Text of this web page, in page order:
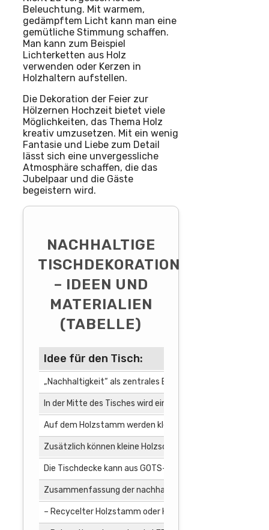
Beleuchtung. Mit warmem,
gedämpftem Licht kann man eine
gemütliche Stimmung schaffen.
Man kann zum Beispiel
Lichterketten aus Holz
verwenden oder Kerzen in
Holzhaltern aufstellen.
Die Dekoration der Feier zur
Hölzernen Hochzeit bietet viele
Möglichkeiten, das Thema Holz
kreativ umzusetzen. Mit ein wenig
Fantasie und Liebe zum Detail
lässt sich eine unvergessliche
Atmosphäre schaffen, die das
Jubelpaar und die Gäste
begeistern wird.
NACHHALTIGE
TISCHDEKORATION
– IDEEN UND
MATERIALIEN
(TABELLE)
Idee für den Tisch:
„Nachhaltigkeit“ als zentrales Element des Tisches
In der Mitte des Tisches wird ein recycelter Holzstamm
Auf dem Holzstamm werden kleine Namensschilder aus
Zusätzlich können kleine Holzscheiben aus recyceltem
Die Tischdecke kann aus GOTS-zertifizierter Bio-
Zusammenfassung der nachhaltigen Tischidee:
– Recycelter Holzstamm oder Holzplatte aus